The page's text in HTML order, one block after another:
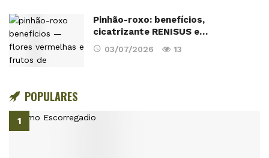
Pinhão-roxo: benefícios,
cicatrizante RENISUS e…
03/07/2026 13
POPULARES